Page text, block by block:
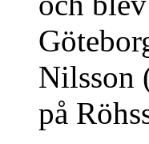
Nilsson
på